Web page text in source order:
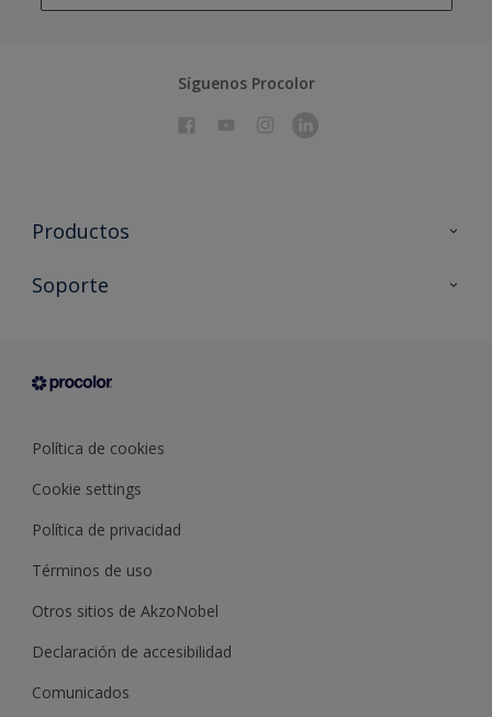
Síguenos Procolor
Productos
Todos los productos
Condiciones generales de venta
Soporte
Sobre Procolor
Política de cookies
Cookie settings
Política de privacidad
Términos de uso
Otros sitios de AkzoNobel
Declaración de accesibilidad
Comunicados